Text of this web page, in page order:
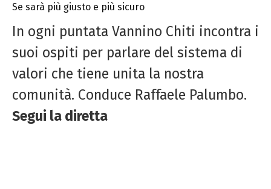
Se sarà più giusto e più sicuro
In ogni puntata Vannino Chiti incontra i
suoi ospiti per parlare del sistema di
valori che tiene unita la nostra
comunità. Conduce Raffaele Palumbo.
Segui la diretta